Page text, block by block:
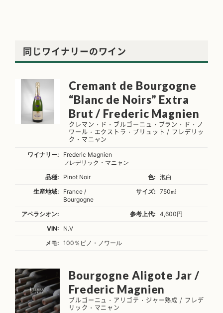
同じワイナリーのワイン
Cremant de Bourgogne
“Blanc de Noirs” Extra
Brut / Frederic Magnien
クレマン・ド・ブルゴーニュ・ブラン・ド・ノ
ワール・エクストラ・ブリュット / フレデリッ
ク・マニャン
ワイナリー:
Frederic Magnien
フレデリック・マニャン
品種:
Pinot Noir 色:
泡白
生産地域:
France /
Bourgogne
サイズ: 750㎖
アペラシオン: 参考上代:
4,600円
VIN:
N.V
メモ:
100％ピノ・ノワール
Bourgogne Aligote Jar /
Frederic Magnien
ブルゴーニュ・アリゴテ・ジャー熟成 / フレデ
リック・マニャン